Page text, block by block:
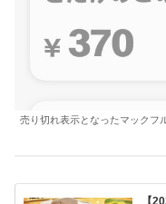
売り切れ表示となったマックフ